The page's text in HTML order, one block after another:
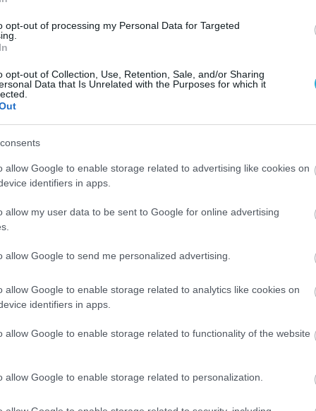
opt-out of processing my Personal Data for Targeted
opt-out of Collection, Use, Retention, Sale, and/or Sharing
Data that Is Unrelated with the Purposes for which it
allow Google to enable storage related to advertising like cookies on
identifiers in apps.
allow my user data to be sent to Google for online advertising
allow Google to send me personalized advertising.
allow Google to enable storage related to analytics like cookies on
identifiers in apps.
allow Google to enable storage related to functionality of the website
allow Google to enable storage related to personalization.
για πρώτη
– Οι
ανθεκτικά μικρόβια
07.08.2026 06:06
Δείτε ποια
«μίνι
Τι πρέπει να κάνετε αμέσως